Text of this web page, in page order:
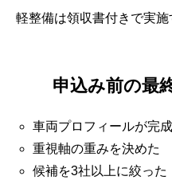
軽整備は領収書付きで実施
申込み前の最
車両プロフィールが完
重視軸の重みを決めた
候補を3社以上に絞った